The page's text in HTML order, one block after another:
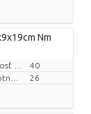
Nm
40
26